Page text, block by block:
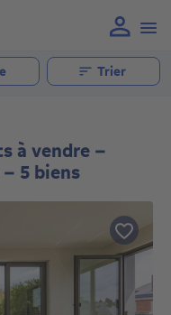
Trier
à vendre -
5 biens